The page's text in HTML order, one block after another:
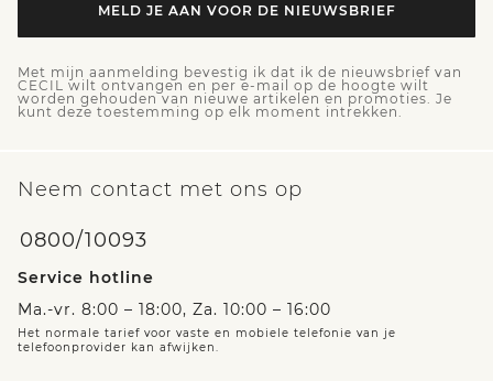
MELD JE AAN VOOR DE NIEUWSBRIEF
Met mijn aanmelding bevestig ik dat ik de nieuwsbrief van
CECIL wilt ontvangen en per e-mail op de hoogte wilt
worden gehouden van nieuwe artikelen en promoties. Je
kunt deze toestemming op elk moment intrekken.
Neem contact met ons op
0800/10093
Service hotline
Ma.-vr. 8:00 – 18:00, Za. 10:00 – 16:00
Het normale tarief voor vaste en mobiele telefonie van je
telefoonprovider kan afwijken.